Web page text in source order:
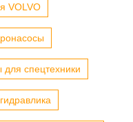
VOLVO
спецтехники